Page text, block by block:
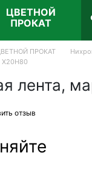
ЦВЕТНОЙ
ПРОКАТ
ПРОКАТ
X20H80
лента,
отзыв